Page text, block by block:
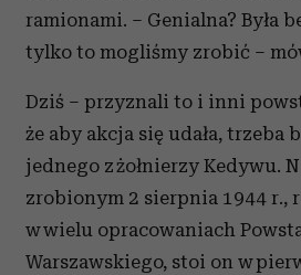
ramionami. – Genialna? Była
tylko to mogliśmy zrobić –
Dziś – przyznali to i inni
że aby akcja się udała, trzeba
jednego z żołnierzy Kedywu.
zrobionym 2 sierpnia 1944 r.,
w wielu opracowaniach
Warszawskiego, stoi on w